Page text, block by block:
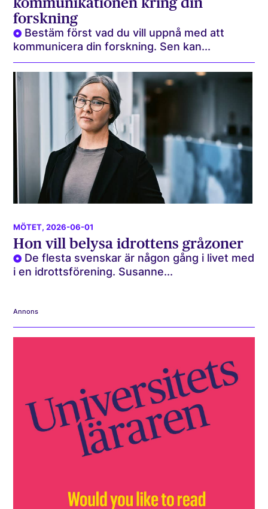
forskning
Bestäm först vad du vill uppnå med att
kommunicera din forskning. Sen kan...
MÖTET, 2026-06-01
Hon vill belysa idrottens gråzoner
De flesta svenskar är någon gång i livet med
i en idrottsförening. Susanne...
Annons